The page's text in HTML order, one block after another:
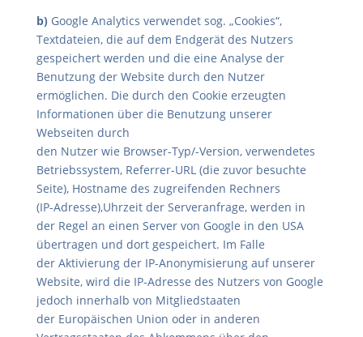
b)Google Analytics verwendet sog. „Cookies“,
Textdateien, die auf dem Endgerät des Nutzers
gespeichert werden und die eine Analyse der
Benutzung der Website durch den Nutzer
ermöglichen. Die durch den Cookie erzeugten
Informationen über die Benutzung unserer
Webseiten durch
den Nutzer wie Browser-Typ/-Version, verwendetes
Betriebssystem, Referrer-URL (die zuvor besuchte
Seite), Hostname des zugreifenden Rechners
(IP-Adresse),Uhrzeit der Serveranfrage, werden in
der Regel an einen Server von Google in den USA
übertragen und dort gespeichert. Im Falle
der Aktivierung der IP-Anonymisierung auf unserer
Website, wird die IP-Adresse des Nutzers von Google
jedoch innerhalb von Mitgliedstaaten
der Europäischen Union oder in anderen